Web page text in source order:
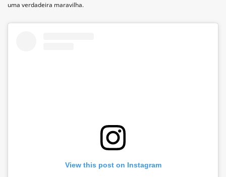
uma verdadeira maravilha.
View this post on Instagram